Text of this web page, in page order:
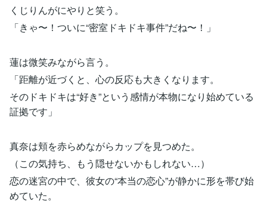
くじりんがにやりと笑う。
「きゃ〜！ついに“密室ドキドキ事件”だね〜！」
蓮は微笑みながら言う。
「距離が近づくと、心の反応も大きくなります。
そのドキドキは“好き”という感情が本物になり始めている
証拠です」
真奈は頬を赤らめながらカップを見つめた。
（この気持ち、もう隠せないかもしれない…）
恋の迷宮の中で、彼女の“本当の恋心”が静かに形を帯び始
めていた。